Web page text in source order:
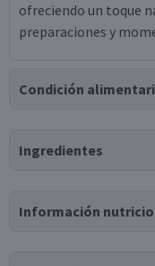
ofreciendo un toque
preparaciones y
Condición
Ingredientes
Información
Tabla nutricional